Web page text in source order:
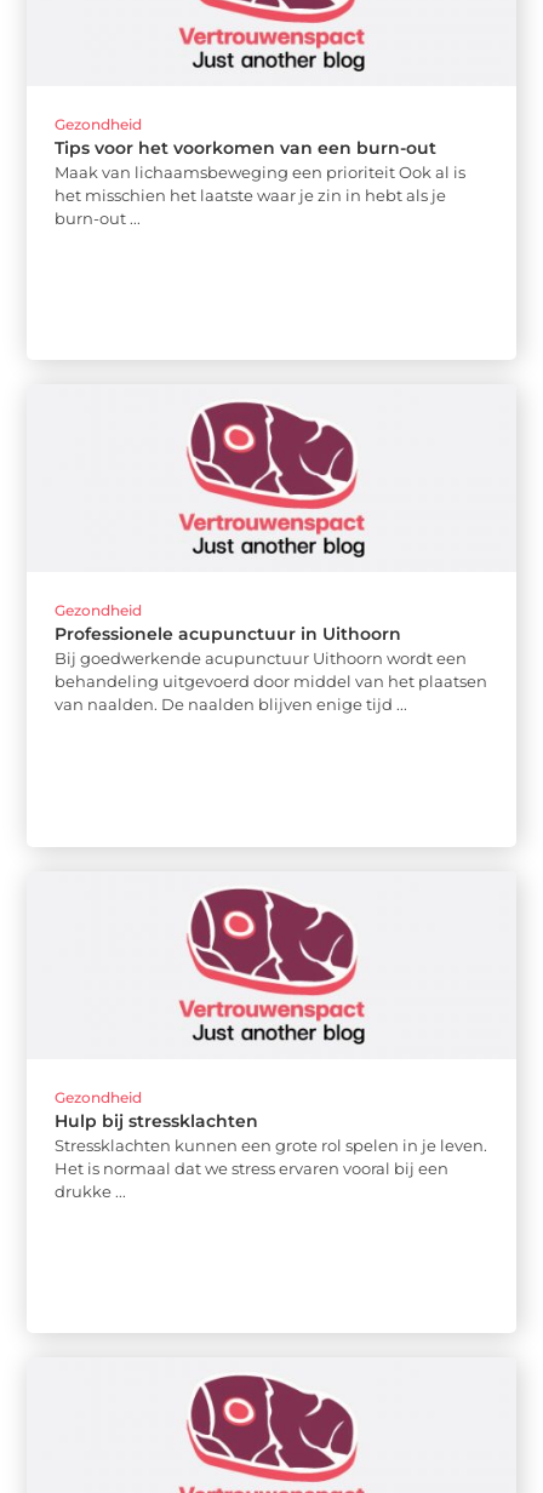
Gezondheid
Tips voor het voorkomen van een burn-out
Maak van lichaamsbeweging een prioriteit Ook al is
het misschien het laatste waar je zin in hebt als je
burn-out ...
Gezondheid
Professionele acupunctuur in Uithoorn
Bij goedwerkende acupunctuur Uithoorn wordt een
behandeling uitgevoerd door middel van het plaatsen
van naalden. De naalden blijven enige tijd ...
Gezondheid
Hulp bij stressklachten
Stressklachten kunnen een grote rol spelen in je leven.
Het is normaal dat we stress ervaren vooral bij een
drukke ...